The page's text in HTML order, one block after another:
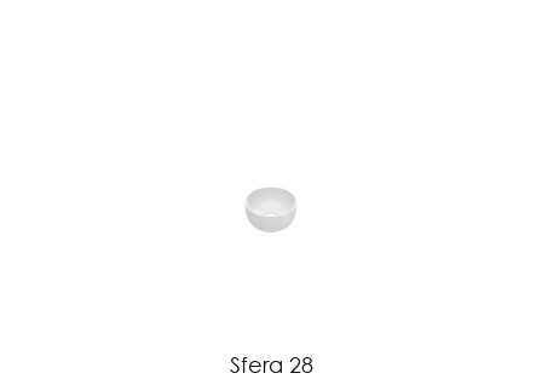
Sfera 28